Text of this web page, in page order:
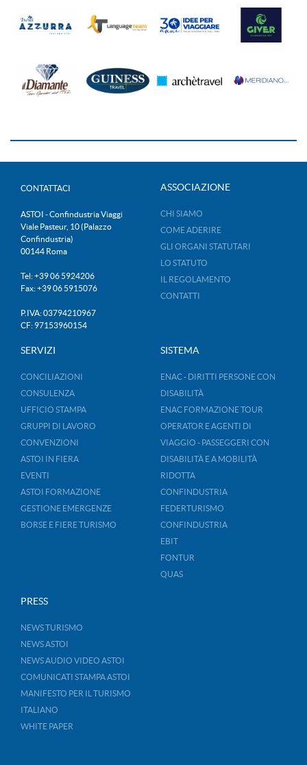
CONTATTACI
ASTOI - Confindustria Viaggi
Viale Pasteur, 10 (Palazzo
Confindustria)
00144 Roma
Tel: +39 06 5924206
Fax: +39 06 5915076
P.IVA: 03794210967
CF: 97153960154
ASSOCIAZIONE
CHI SIAMO
COME ADERIRE
GLI ORGANI STATUTARI
LO STATUTO
IL REGOLAMENTO
CONTATTI
SERVIZI
CONCILIAZIONI
CONSULENZA
UFFICIO STAMPA
GRUPPI DI LAVORO
CONVENZIONI
ASTOI IN FIERA
EVENTI
ASTOI FORMAZIONE
GESTIONE EMERGENZE
BORSE E FIERE TURISMO
SISTEMA
ENAC - DIRITTI PERSONE CON
DISABILITÀ
ENAC FORMAZIONE TOUR
OPERATOR E AGENTI DI
VIAGGIO - PASSEGGERI CON
DISABILITÀ E A MOBILITÀ
RIDOTTA
CONFINDUSTRIA
FEDERTURISMO
CONFINDUSTRIA
EBIT
FONTUR
QUAS
PRESS
NEWS TURISMO
NEWS ASTOI
NEWS AUDIO VIDEO ASTOI
COMUNICATI STAMPA ASTOI
MANIFESTO PER IL TURISMO
ITALIANO
WHITE PAPER